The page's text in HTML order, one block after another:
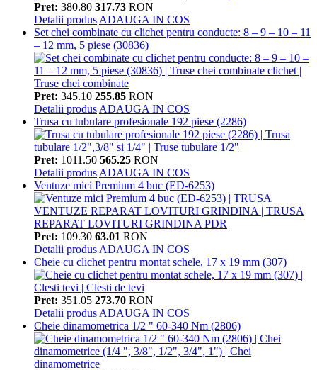
Pret: 380.80 317.73 RON
Detalii produs ADAUGA IN COS
Set chei combinate cu clichet pentru conducte: 8 – 9 – 10 – 11
– 12 mm, 5 piese (30836)
Pret: 345.10 255.85 RON
Detalii produs ADAUGA IN COS
Trusa cu tubulare profesionale 192 piese (2286)
Pret: 1011.50 565.25 RON
Detalii produs ADAUGA IN COS
Ventuze mici Premium 4 buc (ED-6253)
Pret: 109.30 63.01 RON
Detalii produs ADAUGA IN COS
Cheie cu clichet pentru montat schele, 17 x 19 mm (307)
Pret: 351.05 273.70 RON
Detalii produs ADAUGA IN COS
Cheie dinamometrica 1/2 " 60-340 Nm (2806)